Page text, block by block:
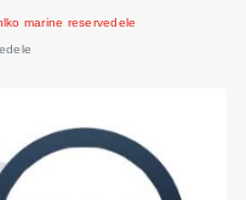
marine reservedele